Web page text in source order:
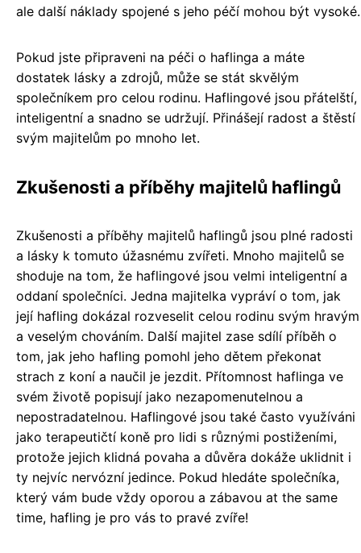
ale další náklady spojené s jeho péčí mohou být vysoké.
Pokud jste připraveni na péči o haflinga a máte
dostatek lásky a zdrojů, může se stát skvělým
společníkem pro celou rodinu. Haflingové jsou přátelští,
inteligentní a snadno se udržují. Přinášejí radost a štěstí
svým majitelům po mnoho let.
Zkušenosti a příběhy majitelů haflingů
Zkušenosti a příběhy majitelů haflingů jsou plné radosti
a lásky k tomuto úžasnému zvířeti. Mnoho majitelů se
shoduje na tom, že haflingové jsou velmi inteligentní a
oddaní společníci. Jedna majitelka vypráví o tom, jak
její hafling dokázal rozveselit celou rodinu svým hravým
a veselým chováním. Další majitel zase sdílí příběh o
tom, jak jeho hafling pomohl jeho dětem překonat
strach z koní a naučil je jezdit. Přítomnost haflinga ve
svém životě popisují jako nezapomenutelnou a
nepostradatelnou. Haflingové jsou také často využíváni
jako terapeutičtí koně pro lidi s různými postiženími,
protože jejich klidná povaha a důvěra dokáže uklidnit i
ty nejvíc nervózní jedince. Pokud hledáte společníka,
který vám bude vždy oporou a zábavou at the same
time, hafling je pro vás to pravé zvíře!